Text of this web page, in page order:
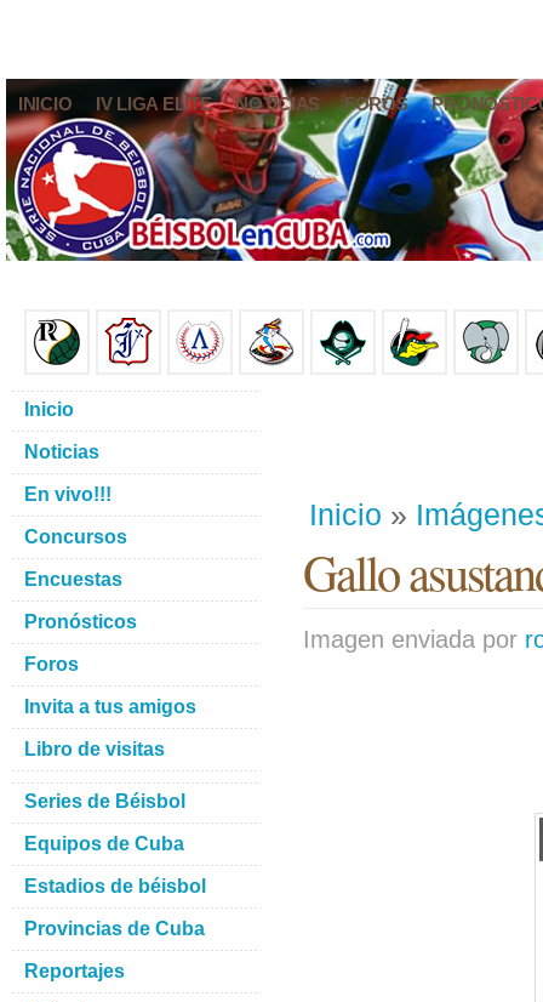
INICIO IV LIGA ELITE NOTICIAS FOROS
Inicio »
Gallo
Imagen enviada por
Inicio
Noticias
En vivo!!!
Concursos
Encuestas
Pronósticos
Foros
Invita a tus amigos
Libro de visitas
Series de Béisbol
Equipos de Cuba
Estadios de béisbol
Provincias de Cuba
Reportajes